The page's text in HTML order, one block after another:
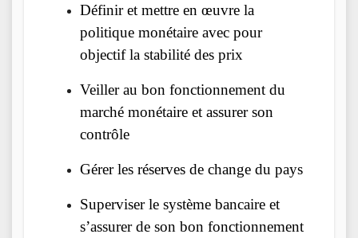
Définir et mettre en œuvre la
politique monétaire avec pour
objectif la stabilité des prix
Veiller au bon fonctionnement du
marché monétaire et assurer son
contrôle
Gérer les réserves de change du pays
Superviser le système bancaire et
s’assurer de son bon fonctionnement